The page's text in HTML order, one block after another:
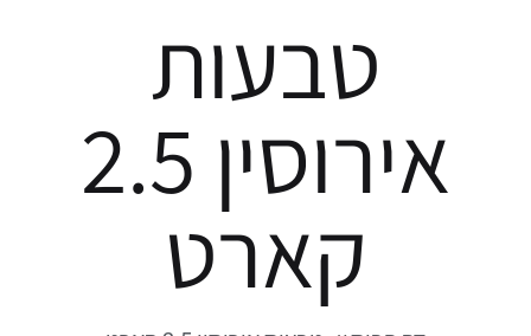
טבעות
אירוסין 2.5
קארט